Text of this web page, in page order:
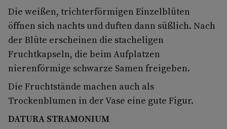
Die weißen, trichterförmigen Einzelblüten
öffnen sich nachts und duften dann süßlich. Nach
der Blüte erscheinen die stacheligen
Fruchtkapseln, die beim Aufplatzen
nierenförmige schwarze Samen freigeben.
Die Fruchtstände machen auch als
Trockenblumen in der Vase eine gute Figur.
DATURA STRAMONIUM